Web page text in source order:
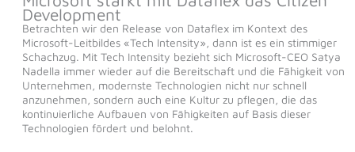
Development
Betrachten wir den Release von Dataflex im Kontext des
Microsoft-Leitbildes «Tech Intensity», dann ist es ein stimmiger
Schachzug. Mit Tech Intensity bezieht sich Microsoft-CEO Satya
Nadella immer wieder auf die Bereitschaft und die Fähigkeit von
Unternehmen, modernste Technologien nicht nur schnell
anzunehmen, sondern auch eine Kultur zu pflegen, die das
kontinuierliche Aufbauen von Fähigkeiten auf Basis dieser
Technologien fördert und belohnt.